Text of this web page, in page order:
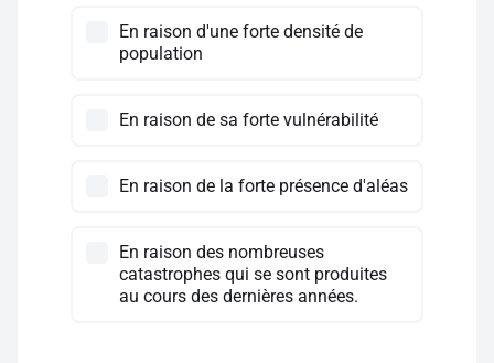
En raison d'une forte densité de
population
En raison de sa forte vulnérabilité
En raison de la forte présence d'aléas
En raison des nombreuses
catastrophes qui se sont produites
au cours des dernières années.